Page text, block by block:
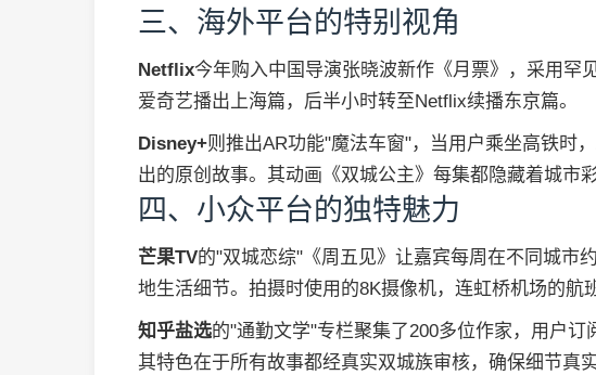
三、海外平台的特别视角
Netflix今年购入中国导演张晓波新作《月票》，采用
爱奇艺播出上海篇，后半小时转至Netflix续播东京篇。
Disney+则推出AR功能"魔法车窗"，当用户乘坐高铁时
出的原创故事。其动画《双城公主》每集都隐藏着城市彩
四、小众平台的独特魅力
芒果TV的"双城恋综"《周五见》让嘉宾每周在不同城市
地生活细节。拍摄时使用的8K摄像机，连虹桥机场的航
知乎盐选的"通勤文学"专栏聚集了200多位作家，用户订
其特色在于所有故事都经真实双城族审核，确保细节真实